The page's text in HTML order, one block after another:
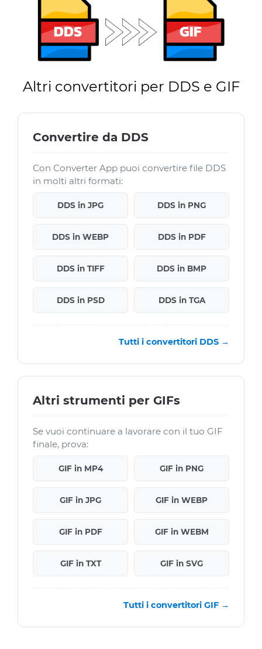
Altri convertitori per DDS e GIF
Convertire da DDS
Con Converter App puoi convertire file DDS
in molti altri formati:
DDS in JPG DDS in PNG
DDS in WEBP DDS in PDF
DDS in TIFF DDS in BMP
DDS in PSD DDS in TGA
Tutti i convertitori DDS →
Altri strumenti per GIFs
Se vuoi continuare a lavorare con il tuo GIF
finale, prova:
GIF in MP4 GIF in PNG
GIF in JPG GIF in WEBP
GIF in PDF GIF in WEBM
GIF in TXT GIF in SVG
Tutti i convertitori GIF →